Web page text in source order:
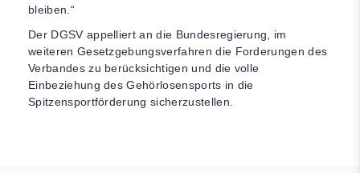
bleiben.“
Der DGSV appelliert an die Bundesregierung, im
weiteren Gesetzgebungsverfahren die Forderungen des
Verbandes zu berücksichtigen und die volle
Einbeziehung des Gehörlosensports in die
Spitzensportförderung sicherzustellen.